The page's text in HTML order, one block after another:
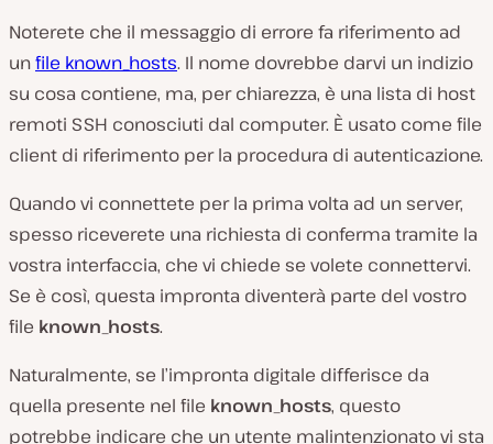
Noterete che il messaggio di errore fa riferimento ad
unfile known_hosts. Il nome dovrebbe darvi un indizio
su cosa contiene, ma, per chiarezza, è una lista di host
remoti SSH conosciuti dal computer. È usato come file
client di riferimento per la procedura di autenticazione.
Quando vi connettete per la prima volta ad un server,
spesso riceverete una richiesta di conferma tramite la
vostra interfaccia, che vi chiede se volete connettervi.
Se è così, questa impronta diventerà parte del vostro
file known_hosts.
Naturalmente, se l’impronta digitale differisce da
quella presente nel file known_hosts, questo
potrebbe indicare che un utente malintenzionato vi sta